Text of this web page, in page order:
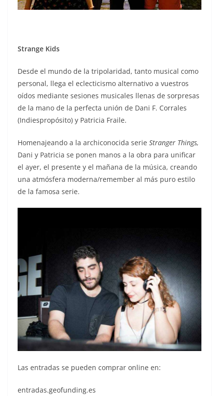
Strange Kids
Desde el mundo de la tripolaridad, tanto musical como
personal, llega el eclecticismo alternativo a vuestros
oídos mediante sesiones musicales llenas de sorpresas
de la mano de la perfecta unión de Dani F. Corrales
(Indiespropósito) y Patricia Fraile.
Homenajeando a la archiconocida serie Stranger Things,
Dani y Patricia se ponen manos a la obra para unificar
el ayer, el presente y el mañana de la música, creando
una atmósfera moderna/remember al más puro estilo
de la famosa serie.
Las entradas se pueden comprar online en:
entradas.geofunding.es